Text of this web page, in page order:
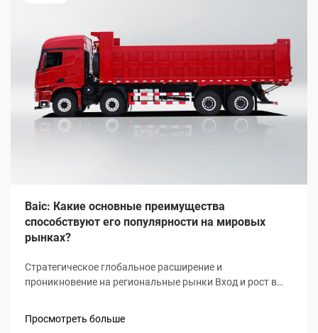
Baic: Какие основные преимущества
способствуют его популярности на мировых
рынках?
Стратегическое глобальное расширение и
проникновение на региональные рынки Вход и рост в
примерно на 34% в год, что в значительной степени
Просмотреть больше